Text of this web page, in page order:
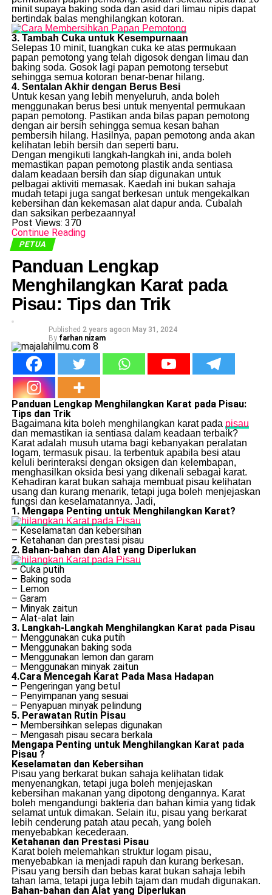
minit supaya baking soda dan asid dari limau nipis dapat
bertindak balas menghilangkan kotoran.
3. Tambah Cuka untuk Kesempurnaan
Selepas 10 minit, tuangkan cuka ke atas permukaan
papan pemotong yang telah digosok dengan limau dan
baking soda. Gosok lagi papan pemotong tersebut
sehingga semua kotoran benar-benar hilang.
4. Sentalan Akhir dengan Berus Besi
Untuk kesan yang lebih menyeluruh, anda boleh
menggunakan berus besi untuk menyental permukaan
papan pemotong. Pastikan anda bilas papan pemotong
dengan air bersih sehingga semua kesan bahan
pembersih hilang. Hasilnya, papan pemotong anda akan
kelihatan lebih bersih dan seperti baru.
Dengan mengikuti langkah-langkah ini, anda boleh
memastikan papan pemotong plastik anda sentiasa
dalam keadaan bersih dan siap digunakan untuk
pelbagai aktiviti memasak. Kaedah ini bukan sahaja
mudah tetapi juga sangat berkesan untuk mengekalkan
kebersihan dan kekemasan alat dapur anda. Cubalah
dan saksikan perbezaannya!
Post Views: 370
Continue Reading
PETUA
Panduan Lengkap
Menghilangkan Karat pada
Pisau: Tips dan Trik
Published 2 years agoon May 31, 2024
By farhan nizam
Panduan Lengkap Menghilangkan Karat pada Pisau:
Tips dan Trik
Bagaimana kita boleh menghilangkan karat pada pisau
dan memastikan ia sentiasa dalam keadaan terbaik?
Karat adalah musuh utama bagi kebanyakan peralatan
logam, termasuk pisau. Ia terbentuk apabila besi atau
keluli berinteraksi dengan oksigen dan kelembapan,
menghasilkan oksida besi yang dikenali sebagai karat.
Kehadiran karat bukan sahaja membuat pisau kelihatan
usang dan kurang menarik, tetapi juga boleh menjejaskan
fungsi dan keselamatannya. Jadi,
1. Mengapa Penting untuk Menghilangkan Karat?
– Keselamatan dan kebersihan
– Ketahanan dan prestasi pisau
2. Bahan-bahan dan Alat yang Diperlukan
– Cuka putih
– Baking soda
– Lemon
– Garam
– Minyak zaitun
– Alat-alat lain
3. Langkah-Langkah Menghilangkan Karat pada Pisau
– Menggunakan cuka putih
– Menggunakan baking soda
– Menggunakan lemon dan garam
– Menggunakan minyak zaitun
4.Cara Mencegah Karat Pada Masa Hadapan
– Pengeringan yang betul
– Penyimpanan yang sesuai
– Penyapuan minyak pelindung
5. Perawatan Rutin Pisau
– Membersihkan selepas digunakan
– Mengasah pisau secara berkala
Mengapa Penting untuk Menghilangkan Karat pada
Pisau ?
Keselamatan dan Kebersihan
Pisau yang berkarat bukan sahaja kelihatan tidak
menyenangkan, tetapi juga boleh menjejaskan
kebersihan makanan yang dipotong dengannya. Karat
boleh mengandungi bakteria dan bahan kimia yang tidak
selamat untuk dimakan. Selain itu, pisau yang berkarat
lebih cenderung patah atau pecah, yang boleh
menyebabkan kecederaan.
Ketahanan dan Prestasi Pisau
Karat boleh melemahkan struktur logam pisau,
menyebabkan ia menjadi rapuh dan kurang berkesan.
Pisau yang bersih dan bebas karat bukan sahaja lebih
tahan lama, tetapi juga lebih tajam dan mudah digunakan.
Bahan-bahan dan Alat yang Diperlukan